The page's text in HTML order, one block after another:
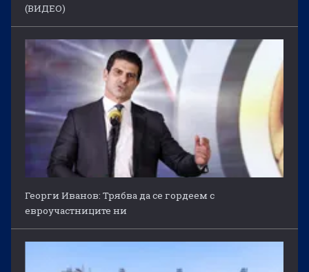
(ВИДЕО)
Георги Иванов: Трябва да се гордеем с
евроучастниците ни